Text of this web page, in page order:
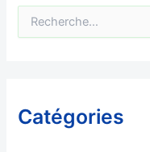
e
c
Catégories